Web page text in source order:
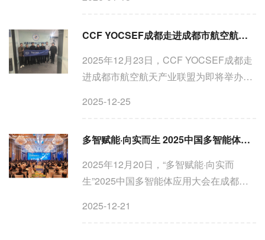
进科大讯飞四川公司开展参访交流，近距
业赋能实践。 师生一行首...
CCF YOCSEF成都走进成都市航空航天产业联盟：聚焦低空经济应急场景的“需求牵引”与AI赋能
2025年12月23日，CCF YOCSEF成都走
进成都市航空航天产业联盟为即将举办
用化之路”技术论坛进行预热。CCF
兵、唐诗，AC委员周让、张引，与...
2025-12-25
多智赋能·向实而生 2025中国多智能体应用大会在成都举行
2025年12月20日，“多智赋能·向实而
生”2025中国多智能体应用大会在成都举
会，本届大会由中国计算机学会（CCF）
2025-12-21